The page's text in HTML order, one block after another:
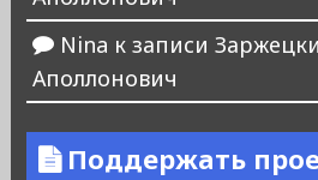
Nina к записи
Аполлонович
Поддержать